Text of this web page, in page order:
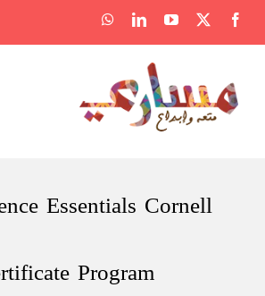
to
content
Facebook
X
YouTube
LinkedIn
WhatsApp
Essentials Cornell
Program